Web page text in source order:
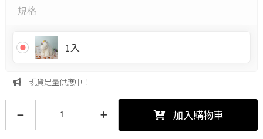
規格
1入
現貨足量供應中！
加入購物車